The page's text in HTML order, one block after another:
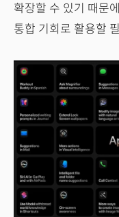
확장할 수 있기 때문
통합 기회로 활용할